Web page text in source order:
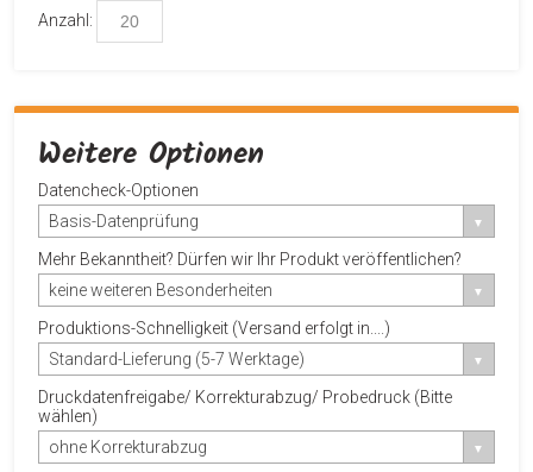
Anzahl:
Weitere Optionen
Datencheck-Optionen
Basis-Datenprüfung
Mehr Bekanntheit? Dürfen wir Ihr Produkt veröffentlichen?
keine weiteren Besonderheiten
Produktions-Schnelligkeit (Versand erfolgt in....)
Standard-Lieferung (5-7 Werktage)
Druckdatenfreigabe/ Korrekturabzug/ Probedruck (Bitte
wählen)
ohne Korrekturabzug